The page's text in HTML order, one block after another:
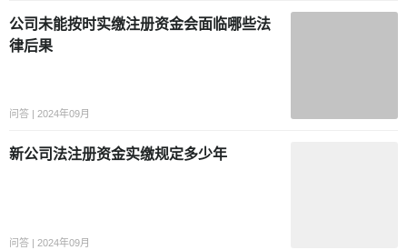
公司未能按时实缴注册资金会面临哪些法
律后果
问答 | 2024年09月
新公司法注册资金实缴规定多少年
问答 | 2024年09月